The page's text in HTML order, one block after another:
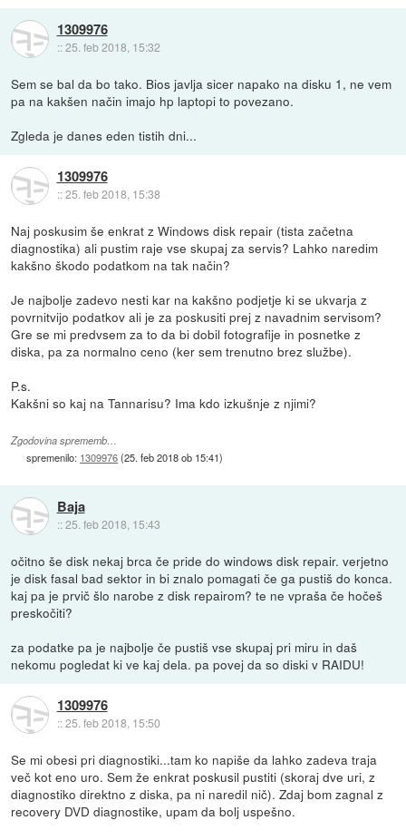
1309976
::25. feb 2018, 15:32
Sem se bal da bo tako. Bios javlja sicer napako na disku 1, ne vem
pa na kakšen način imajo hp laptopi to povezano.
Zgleda je danes eden tistih dni...
1309976
::25. feb 2018, 15:38
Naj poskusim še enkrat z Windows disk repair (tista začetna
diagnostika) ali pustim raje vse skupaj za servis? Lahko naredim
kakšno škodo podatkom na tak način?
Je najbolje zadevo nesti kar na kakšno podjetje ki se ukvarja z
povrnitvijo podatkov ali je za poskusiti prej z navadnim servisom?
Gre se mi predvsem za to da bi dobil fotografije in posnetke z
diska, pa za normalno ceno (ker sem trenutno brez službe).
P.s.
Kakšni so kaj na Tannarisu? Ima kdo izkušnje z njimi?
Zgodovina sprememb…
spremenilo: 1309976(25. feb 2018 ob 15:41)
Baja
::25. feb 2018, 15:43
očitno še disk nekaj brca če pride do windows disk repair. verjetno
je disk fasal bad sektor in bi znalo pomagati če ga pustiš do konca.
kaj pa je prvič šlo narobe z disk repairom? te ne vpraša če hočeš
preskočiti?
za podatke pa je najbolje če pustiš vse skupaj pri miru in daš
nekomu pogledat ki ve kaj dela. pa povej da so diski v RAIDU!
1309976
::25. feb 2018, 15:50
Se mi obesi pri diagnostiki...tam ko napiše da lahko zadeva traja
več kot eno uro. Sem že enkrat poskusil pustiti (skoraj dve uri, z
diagnostiko direktno z diska, pa ni naredil nič). Zdaj bom zagnal z
recovery DVD diagnostike, upam da bolj uspešno.